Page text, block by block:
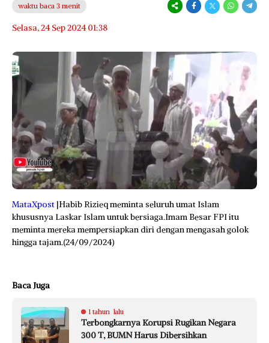
waktu baca 3 menit
Selasa, 24 Sep 2024 01:38
MataXpost |Habib Rizieq meminta seluruh umat Islam
khususnya Laskar Islam untuk bersiaga.Imam Besar FPI itu
meminta mereka mempersiapkan diri dengan mengasah golok
hingga tajam.(24/09/2024)
Baca Juga
1 tahun lalu
Terbongkarnya Korupsi Rugikan Negara
300 T, BUMN Harus Dibersihkan